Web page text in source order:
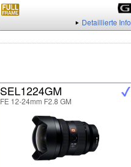
Detaillierte Info
SEL1224GM
FE 12-24mm F2.8 GM